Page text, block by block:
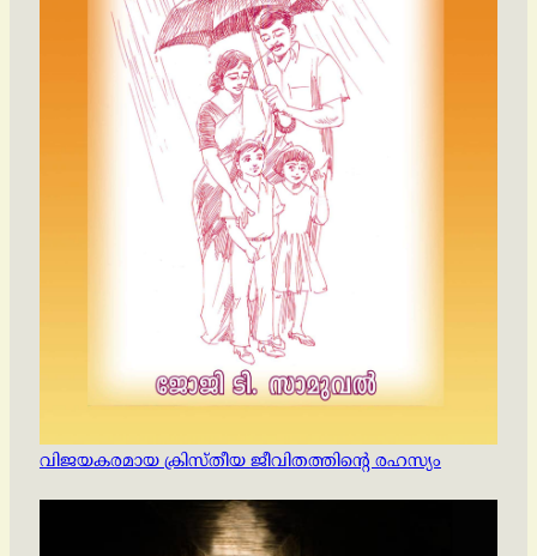
വിജയകരമായ ക്രിസ്തീയ ജീവിതത്തിന്റെ രഹസ്യം